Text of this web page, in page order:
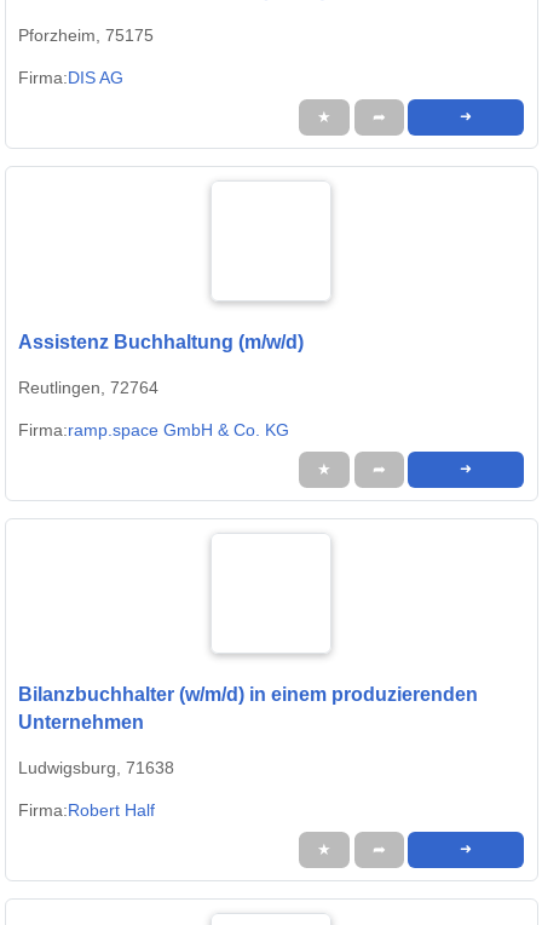
Pforzheim, 75175
Firma:DIS AG
★ ➦ ➜
Assistenz Buchhaltung (m/w/d)
Reutlingen, 72764
Firma:ramp.space GmbH & Co. KG
★ ➦ ➜
Bilanzbuchhalter (w/m/d) in einem produzierenden
Unternehmen
Ludwigsburg, 71638
Firma:Robert Half
★ ➦ ➜